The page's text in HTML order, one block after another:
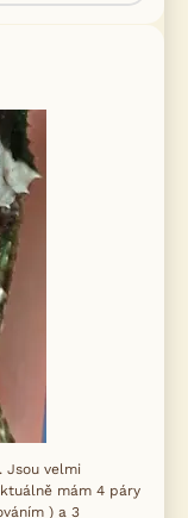
Jsou velmi
mám 4 páry
) a 3